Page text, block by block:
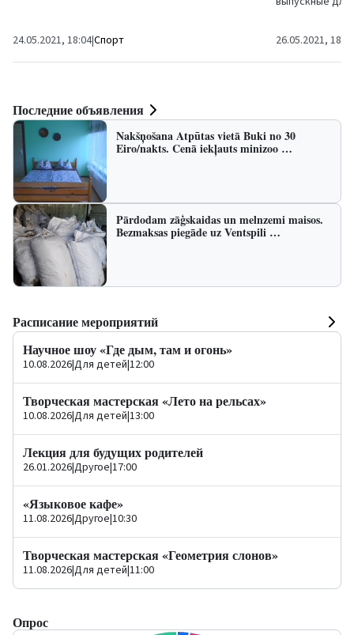
24.05.2021, 18:04|Спорт
информация,
26.05.2021, 18:38
Последние объявления
Nakšņošana Atpūtas vietā Buki no 30
Eiro/nakts. Cenā iekļauts minizoo …
Pārdodam zāģskaidas un melnzemi maisos.
Bezmaksas piegāde uz Ventspili …
Расписание мероприятий
Научное шоу «Где дым, там и огонь»
10.08.2026|Для детей|12:00
Творческая мастерская «Лето на рельсах»
10.08.2026|Для детей|13:00
Лекция для будущих родителей
26.01.2026|Другое|17:00
«Языковое кафе»
11.08.2026|Другое|10:30
Творческая мастерская «Геометрия слонов»
11.08.2026|Для детей|11:00
Опрос